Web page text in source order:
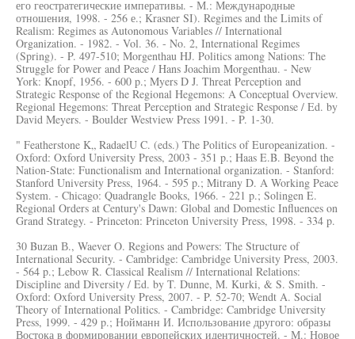
его геостратегические императивы. - М.: Международные
отношения, 1998. - 256 е.; Krasner SI). Regimes and the Limits of
Realism: Regimes as Autonomous Variables // International
Organization. - 1982. - Vol. 36. - No. 2, International Regimes
(Spring). - P. 497-510; Morgenthau HJ. Politics among Nations: The
Struggle for Power and Peace / Hans Joachim Morgenthau. - New
York: Knopf, 1956. - 600 p.; Myers D J. Threat Perception and
Strategic Response of the Regional Hegemons: A Conceptual Overview.
Regional Hegemons: Threat Perception and Strategic Response / Ed. by
David Meyers. - Boulder Westview Press 1991. - P. 1-30.
" Featherstone K„ RadaelU C. (eds.) The Politics of Europeanization. -
Oxford: Oxford University Press, 2003 - 351 p.; Haas E.B. Beyond the
Nation-State: Functionalism and International organization. - Stanford:
Stanford University Press, 1964. - 595 p.; Mitrany D. A Working Peace
System. - Chicago: Quadrangle Books, 1966. - 221 p.; Solingen E.
Regional Orders at Century's Dawn: Global and Domestic Influences on
Grand Strategy. - Princeton: Princeton University Press, 1998. - 334 p.
30 Buzan В., Waever O. Regions and Powers: The Structure of
International Security. - Cambridge: Cambridge University Press, 2003.
- 564 p.; Lebow R. Classical Realism // International Relations:
Discipline and Diversity / Ed. by T. Dunne, M. Kurki, & S. Smith. -
Oxford: Oxford University Press, 2007. - P. 52-70; Wendt A. Social
Theory of International Politics. - Cambridge: Cambridge University
Press, 1999. - 429 p.; Нойманн И. Использование другого: образы
Востока в формировании европейских идентичностей. - М.: Новое